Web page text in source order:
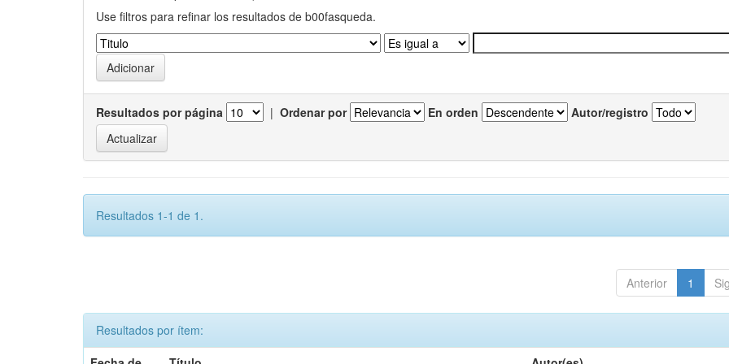
Use filtros para refinar los resultados de b00fasqueda.
Resultados por página | Ordenar por En orden Autor/registro
Resultados 1-1 de 1.
Anterior 1
Resultados por ítem: